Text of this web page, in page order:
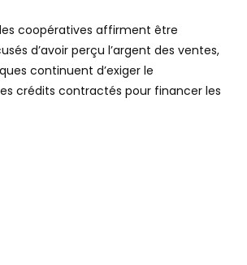
coopératives affirment être
d’avoir perçu l’argent des ventes,
continuent d’exiger le
crédits contractés pour financer les